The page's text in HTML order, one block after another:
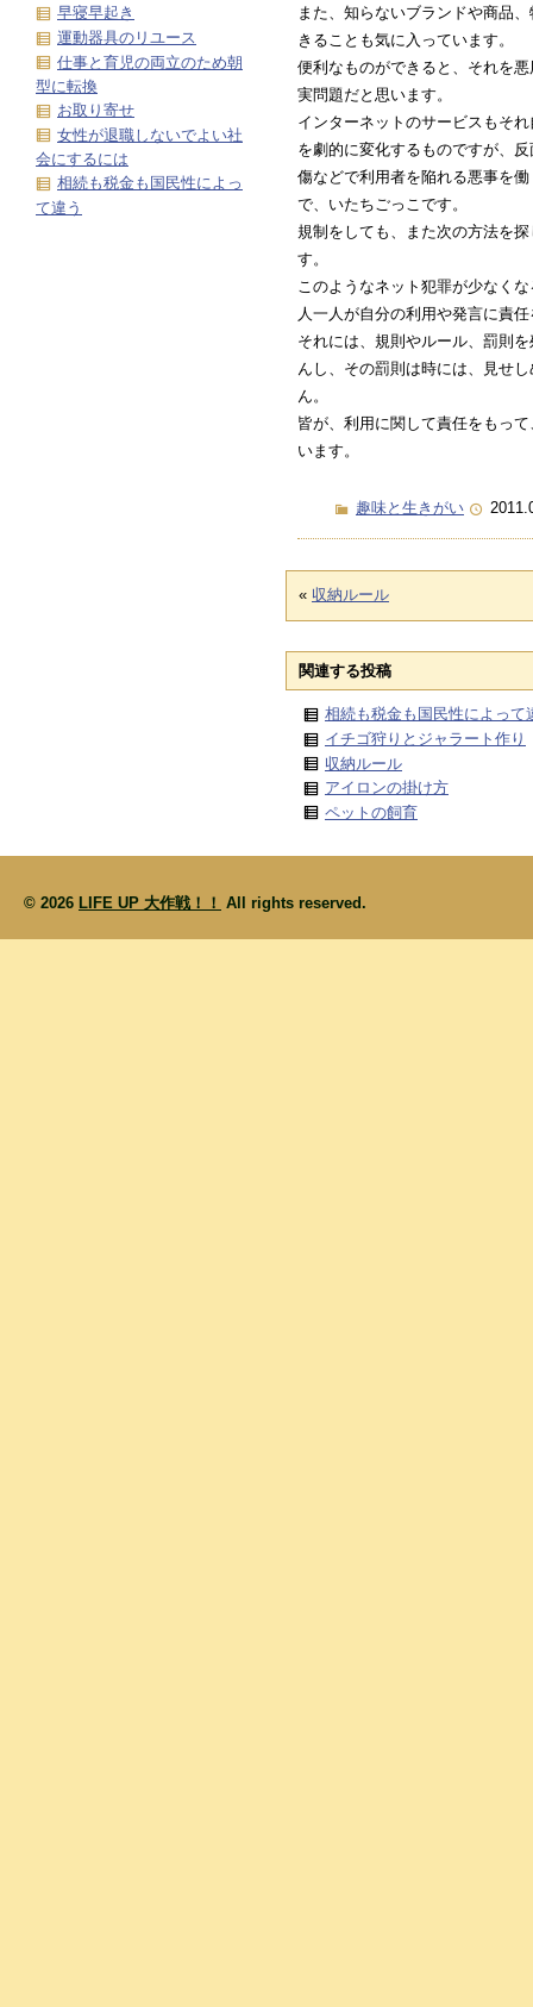
また、知らないブランドや商品
きることも気に入っています。
便利なものができると、それを
実問題だと思います。
インターネットのサービスもそ
を劇的に変化するものですが、
傷などで利用者を陥れる悪事を
で、いたちごっこです。
規制をしても、また次の方法を
す。
このようなネット犯罪が少なく
人一人が自分の利用や発言に責
それには、規則やルール、罰則
んし、その罰則は時には、見せ
ん。
皆が、利用に関して責任をもっ
います。
趣味と生きがい
« 収納ルール
関連する投稿
相続も税金も国民性によって
イチゴ狩りとジャラート作り
収納ルール
アイロンの掛け方
ペットの飼育
早寝早起き
運動器具のリユース
仕事と育児の両立のため朝
型に転換
お取り寄せ
女性が退職しないでよい社
会にするには
相続も税金も国民性によっ
て違う
© 2026 LIFE UP 大作戦！！ All rights reserved.